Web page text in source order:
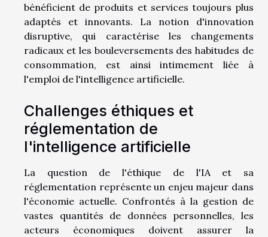
bénéficient de produits et services toujours plus
adaptés et innovants. La notion d'innovation
disruptive, qui caractérise les changements
radicaux et les bouleversements des habitudes de
consommation, est ainsi intimement liée à
l'emploi de l'intelligence artificielle.
Challenges éthiques et
réglementation de
l'intelligence artificielle
La question de l'éthique de l'IA et sa
réglementation représente un enjeu majeur dans
l'économie actuelle. Confrontés à la gestion de
vastes quantités de données personnelles, les
acteurs économiques doivent assurer la